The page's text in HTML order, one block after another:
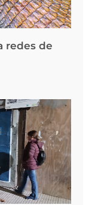
redes de